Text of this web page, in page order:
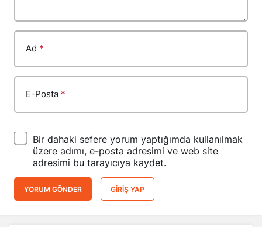
Ad *
E-Posta *
Bir dahaki sefere yorum yaptığımda kullanılmak
üzere adımı, e-posta adresimi ve web site
adresimi bu tarayıcıya kaydet.
YORUM GÖNDER GIRIŞ YAP